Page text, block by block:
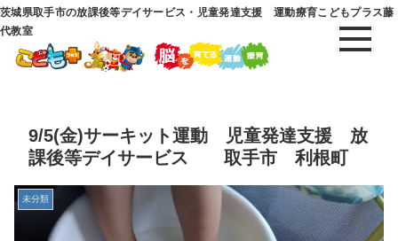
茨城県取手市の放課後等デイサービス・児童発達支援 運動療育こどもプラス藤
代教室
9/5(金)サーキット運動 児童発達支援 放
課後等デイサービス 取手市 利根町
未分類